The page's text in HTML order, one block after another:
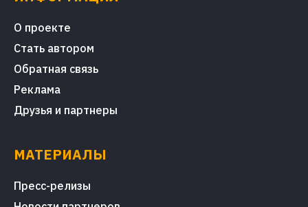
О проекте
Стать автором
Обратная связь
Реклама
Друзья и партнеры
МАТЕРИАЛЫ
Пресс-релизы